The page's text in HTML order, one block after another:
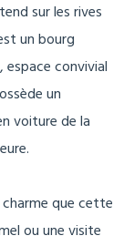
sur les rives
un bourg
espace convivial
un
voiture de la
que cette
ou une visite